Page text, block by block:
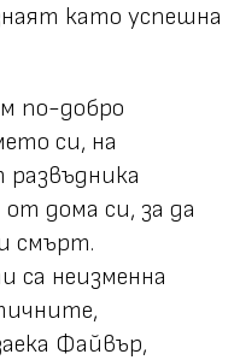
като успешна
по-добро
си, на
дома си, за да
смърт.
са неизменна
Файвър,